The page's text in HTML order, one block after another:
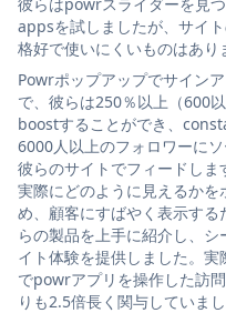
appsを試しましたが、サイ
格好で使いにくいものはあり
Powrポップアップでサイン
で、彼らは250％以上（600
boostすることができ、
6000人以上のフォロワーに
彼らのサイトでフィードし
実際にどのように見えるか
め、顧客にすばやく表示す
らの製品を上手に紹介し、
イト体験を提供しました。
でpowrアプリを操作した訪
りも2.5倍長く関与していまし